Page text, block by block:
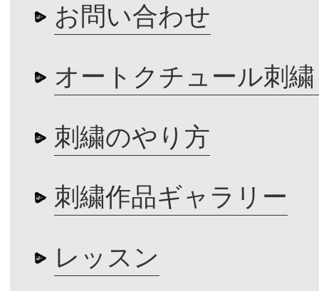
お問い合わせ
オートクチュール刺
刺繍のやり方
刺繍作品ギャラリー
レッスン